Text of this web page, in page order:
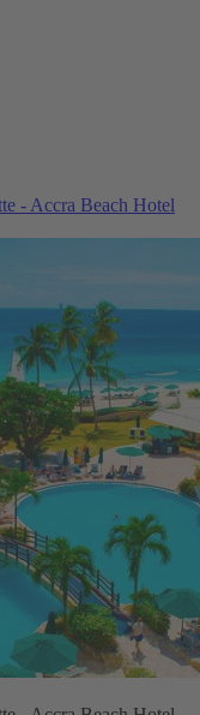
- Accra Beach Hotel